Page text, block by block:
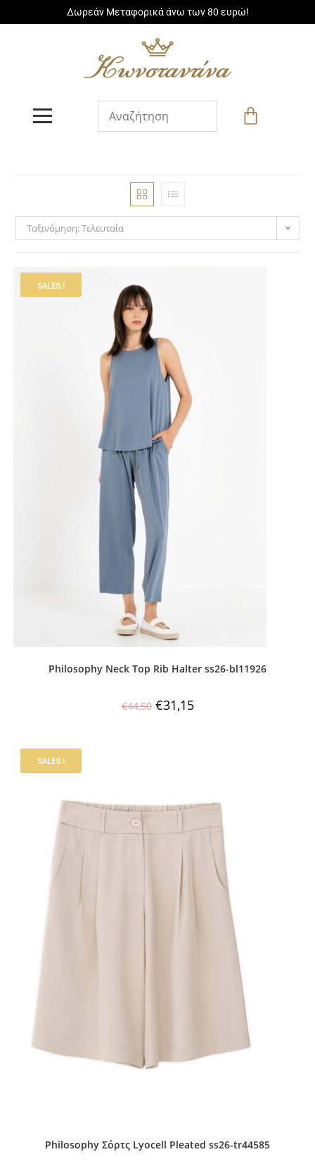
Δωρεάν Μεταφορικά άνω των 80 ευρώ!
Ταξινόμηση: Τελευταία
SALES !
Philosophy Neck Top Rib Halter ss26-bl11926
€44,50 €31,15
SALES !
Philosophy Σόρτς Lyocell Pleated ss26-tr44585